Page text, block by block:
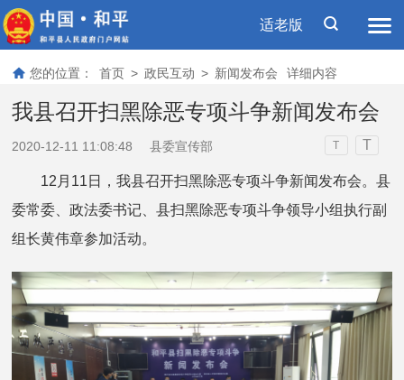
适老版
您的位置： 首页 > 政民互动 > 新闻发布会 详细内容
我县召开扫黑除恶专项斗争新闻发布会
2020-12-11 11:08:48 县委宣传部 T T
12月11日，我县召开扫黑除恶专项斗争新闻发布会。县
委常委、政法委书记、县扫黑除恶专项斗争领导小组执行副
组长黄伟章参加活动。